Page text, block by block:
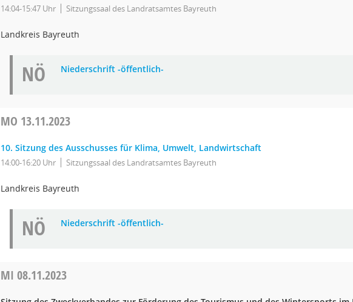
14:04-15:47 Uhr Sitzungssaal des Landratsamtes Bayreuth
Landkreis Bayreuth
NÖ Niederschrift -öffentlich-
MO 13.11.2023
10. Sitzung des Ausschusses für Klima, Umwelt, Landwirtschaft
14:00-16:20 Uhr Sitzungssaal des Landratsamtes Bayreuth
Landkreis Bayreuth
NÖ Niederschrift -öffentlich-
MI 08.11.2023